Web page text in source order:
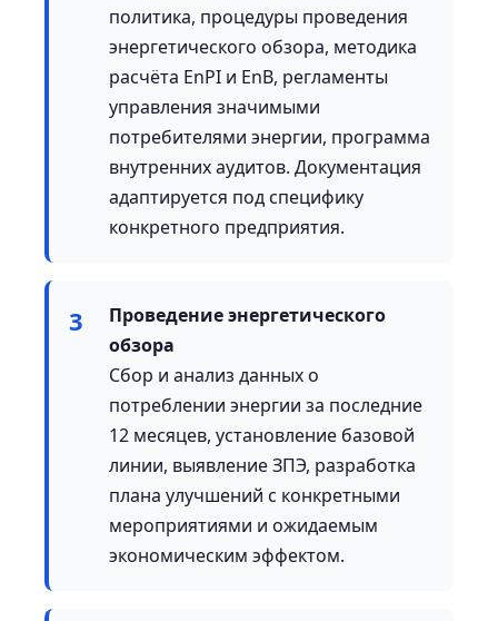
политика, процедуры проведения
энергетического обзора, методика
расчёта EnPI и EnB, регламенты
управления значимыми
потребителями энергии, программа
внутренних аудитов. Документация
адаптируется под специфику
конкретного предприятия.
3
Проведение энергетического
обзора
Сбор и анализ данных о
потреблении энергии за последние
12 месяцев, установление базовой
линии, выявление ЗПЭ, разработка
плана улучшений с конкретными
мероприятиями и ожидаемым
экономическим эффектом.